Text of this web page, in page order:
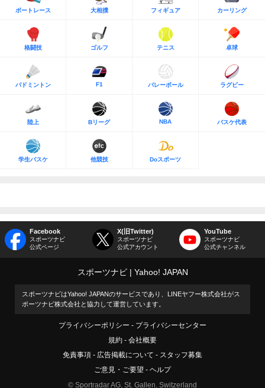
ボートレース 大相撲 フィギュア カーリング
格闘技 ゴルフ テニス 卓球
バドミントン F1 バレーボール ラグビー
陸上 Bリーグ NBA バスケ代表
学生バスケ 他競技 Doスポーツ
Facebook
スポーツナビ
公式ページ
X(旧Twitter)
スポーツナビ
公式アカウント
YouTube
スポーツナビ
公式チャンネル
スポーツナビ Yahoo! JAPAN
スポーツナビはYahoo! JAPANのサービスであり、LINEヤフー株式会社がス
ポーツナビ株式会社と協力して運営しています。
プライバシーポリシー
プライバシーセンター
規約
会社概要
免責事項
広告掲載について
スタッフ募集
ご意見・ご要望
ヘルプ
© Sportradar AG, St. Gallen, Switzerland